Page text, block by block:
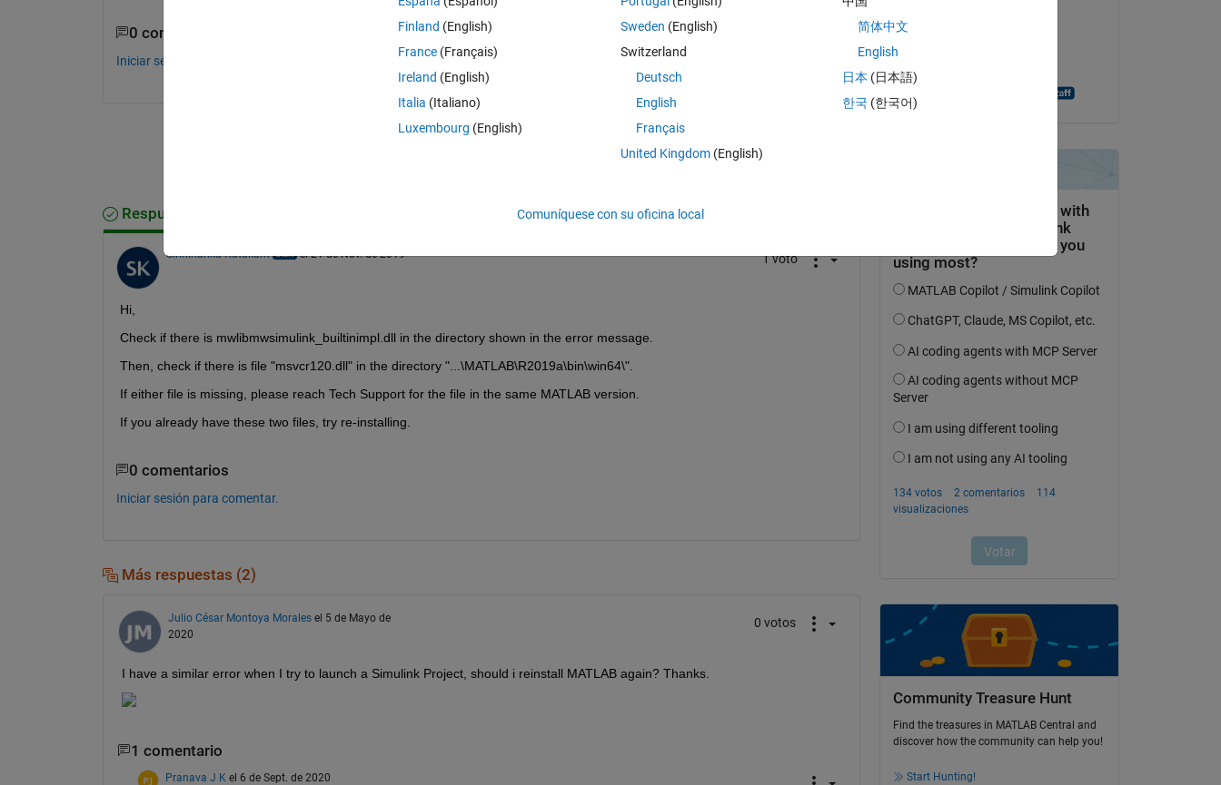
0 comentarios
Iniciar sesión para comentar.
Iniciar sesión para responder a esta pregunta.
Respuesta aceptada
Siriniharika Katukam el 21 de Nov. de 2019 1 voto
Hi,
Check if there is mwlibmwsimulink_builtinimpl.dll in the directory shown in the error message.
Then, check if there is file "msvcr120.dll" in the directory "...\MATLAB\R2019a\bin\win64\".
If either file is missing, please reach Tech Support for the file in the same MATLAB version.
If you already have these two files, try re-installing.
0 comentarios
Iniciar sesión para comentar.
Más respuestas (2)
Julio César Montoya Morales el 5 de Mayo de
2020
0 votos
I have a similar error when I try to launch a Simulink Project, should i reinstall MATLAB again? Thanks.
1 comentario
Pranava J K el 6 de Sept. de 2020
el 6 de Sept. de 2020
Aceptada:
Community Treasure Hunt
Find the treasures in MATLAB Central and
discover how the community can help you!
Start Hunting!
Finland (English)
France (Français)
Ireland (English)
Italia (Italiano)
Luxembourg (English)
Sweden (English)
Switzerland
Deutsch
English
Français
United Kingdom(English)
简体中文
English
日本 (日本語)
한국 (한국어)
Comuníquese con su oficina local